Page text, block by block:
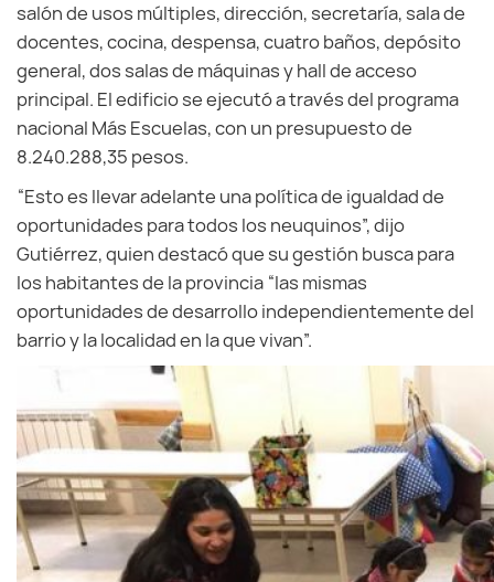
salón de usos múltiples, dirección, secretaría, sala de
docentes, cocina, despensa, cuatro baños, depósito
general, dos salas de máquinas y hall de acceso
principal. El edificio se ejecutó a través del programa
nacional Más Escuelas, con un presupuesto de
8.240.288,35 pesos.
“Esto es llevar adelante una política de igualdad de
oportunidades para todos los neuquinos”, dijo
Gutiérrez, quien destacó que su gestión busca para
los habitantes de la provincia “las mismas
oportunidades de desarrollo independientemente del
barrio y la localidad en la que vivan”.